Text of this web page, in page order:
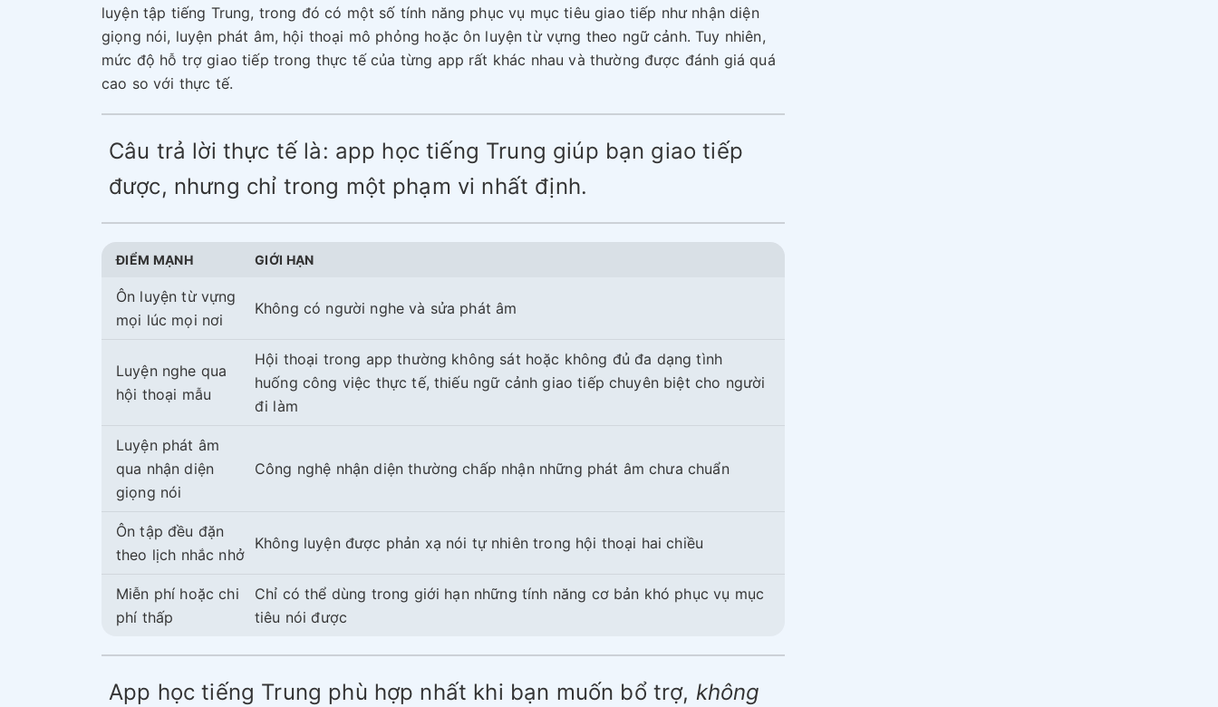
luyện tập tiếng Trung, trong đó có một số tính năng phục vụ mục tiêu giao tiếp như nhận diện
giọng nói, luyện phát âm, hội thoại mô phỏng hoặc ôn luyện từ vựng theo ngữ cảnh. Tuy nhiên,
mức độ hỗ trợ giao tiếp trong thực tế của từng app rất khác nhau và thường được đánh giá quá
cao so với thực tế.
Câu trả lời thực tế là: app học tiếng Trung giúp bạn giao tiếp
được, nhưng chỉ trong một phạm vi nhất định.
ĐIỂM MẠNH GIỚI HẠN
Ôn luyện từ vựng
mọi lúc mọi nơi
Không có người nghe và sửa phát âm
Luyện nghe qua
hội thoại mẫu
Hội thoại trong app thường không sát hoặc không đủ đa dạng tình
huống công việc thực tế, thiếu ngữ cảnh giao tiếp chuyên biệt cho người
đi làm
Luyện phát âm
qua nhận diện
giọng nói
Công nghệ nhận diện thường chấp nhận những phát âm chưa chuẩn
Ôn tập đều đặn
theo lịch nhắc nhở
Không luyện được phản xạ nói tự nhiên trong hội thoại hai chiều
Miễn phí hoặc chi
phí thấp
Chỉ có thể dùng trong giới hạn những tính năng cơ bản khó phục vụ mục
tiêu nói được
App học tiếng Trung phù hợp nhất khi bạn muốn bổ trợ, không